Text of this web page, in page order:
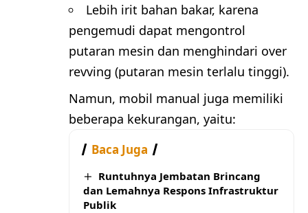
Lebih irit bahan bakar, karena
pengemudi dapat mengontrol
putaran mesin dan menghindari over
revving (putaran mesin terlalu tinggi).
Namun, mobil manual juga memiliki
beberapa kekurangan, yaitu:
Baca Juga
Runtuhnya Jembatan Brincang
dan Lemahnya Respons Infrastruktur
Publik